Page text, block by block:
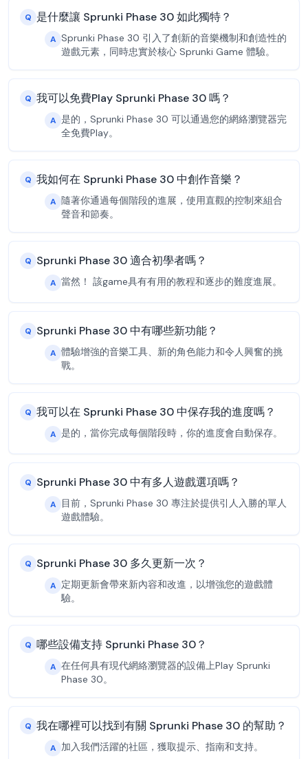
Q 是什麼讓 Sprunki Phase 30 如此獨特？
A Sprunki Phase 30 引入了創新的音樂機制和創造性的
遊戲元素，同時忠實於核心 Sprunki Game 體驗。
Q 我可以免費Play Sprunki Phase 30 嗎？
A 是的，Sprunki Phase 30 可以通過您的網絡瀏覽器完
全免費Play。
Q 我如何在 Sprunki Phase 30 中創作音樂？
A 隨著你通過每個階段的進展，使用直觀的控制來組合
聲音和節奏。
Q Sprunki Phase 30 適合初學者嗎？
A 當然！ 該game具有有用的教程和逐步的難度進展。
Q Sprunki Phase 30 中有哪些新功能？
A 體驗增強的音樂工具、新的角色能力和令人興奮的挑
戰。
Q 我可以在 Sprunki Phase 30 中保存我的進度嗎？
A 是的，當你完成每個階段時，你的進度會自動保存。
Q Sprunki Phase 30 中有多人遊戲選項嗎？
A
目前，Sprunki Phase 30 專注於提供引人入勝的單人
遊戲體驗。
Q Sprunki Phase 30 多久更新一次？
A 定期更新會帶來新內容和改進，以增強您的遊戲體
驗。
Q 哪些設備支持 Sprunki Phase 30？
A 在任何具有現代網絡瀏覽器的設備上Play Sprunki
Phase 30。
Q 我在哪裡可以找到有關 Sprunki Phase 30 的幫助？
A 加入我們活躍的社區，獲取提示、指南和支持。